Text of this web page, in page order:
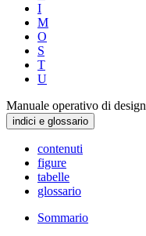
I
M
O
S
T
U
Manuale operativo di design
indici e glossario
contenuti
figure
tabelle
glossario
Sommario